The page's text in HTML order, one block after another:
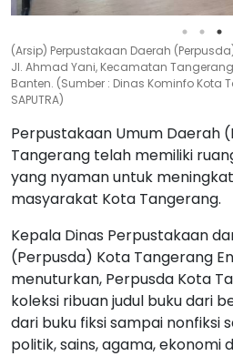
(Arsip) Perpustakaan Daerah
Jl. Ahmad Yani, Kecamatan
Banten. (Sumber : Dinas Kominfo Kota
SAPUTRA)
Perpustakaan Umum Daerah
Tangerang telah memiliki
yang nyaman untuk
masyarakat Kota Tangerang.
Kepala Dinas Perpustakaan
(Perpusda) Kota Tangerang
menuturkan, Perpusda Kota
koleksi ribuan judul buku dari
dari buku fiksi sampai nonfiksi
politik, sains, agama, ekonomi